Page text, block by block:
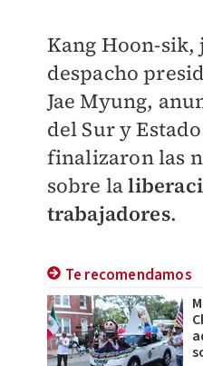
Kang Hoon-sik,
despacho
Jae Myung,
del Sur y
finalizaron las
sobre la
trabajadores.
Te recomendamos